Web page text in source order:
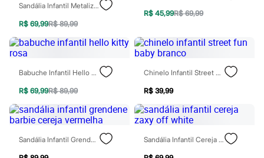
Palomino
Moda íntima
Calcinhas
Cuecas
Meias
Pijamas
Moda praia
Blusas de proteção
Sungas
Personagens
Bluey
Disney
Hello Kitty
Sandália Infantil Metalizada Com Recortes Off White
R$ 69,99R$ 89,99
R$ 45,99R$ 69,99
Babuche Infantil Hello Kitty Rosa
R$ 69,99R$ 89,99
Chinelo Infantil Street Fun Baby Branco
R$ 39,99
Sandália Infantil Grendene Barbie Cereja Vermelha Sandália Infantil Cereja Zaxy Off White